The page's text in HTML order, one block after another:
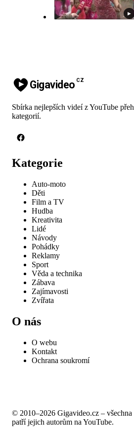
▶
Gigavideo CZ
Sbírka nejlepších videí z YouTube
kategorií.
Kategorie
Auto-moto
Děti
Film a TV
Hudba
Kreativita
Lidé
Návody
Pohádky
Reklamy
Sport
Věda a technika
Zábava
Zajímavosti
Zvířata
O nás
O webu
Kontakt
Ochrana soukromí
© 2010–2026 Gigavideo.cz – všechna
patří jejich autorům na YouTube.